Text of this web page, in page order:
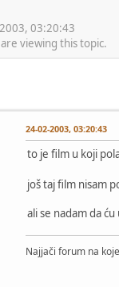
03:20:43
viewing this topic.
24-02-2003, 03:20:43
to je film u koji
još taj film nisam
ali se nadam da
Najjači forum na